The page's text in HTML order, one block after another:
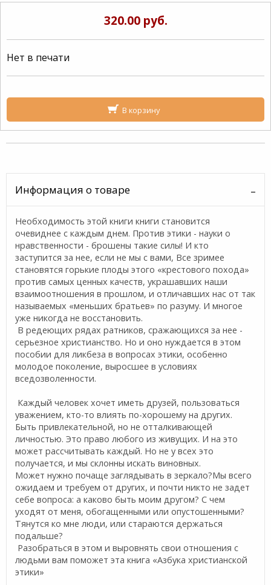
320.00 руб.
Нет в печати
В корзину
Информация о товаре
Необходимость этой книги книги становится
очевиднее с каждым днем. Против этики - науки о
нравственности - брошены такие силы! И кто
заступится за нее, если не мы с вами, Все зримее
становятся горькие плоды этого «крестового похода»
против самых ценных качеств, украшавших наши
взаимоотношения в прошлом, и отличавших нас от так
называемых «меньших братьев» по разуму. И многое
уже никогда не восстановить.
В редеющих рядах ратников, сражающихся за нее -
серьезное христианство. Но и оно нуждается в этом
пособии для ликбеза в вопросах этики, особенно
молодое поколение, выросшее в условиях
вседозволенности.
Каждый человек хочет иметь друзей, пользоваться
уважением, кто-то влиять по-хорошему на других.
Быть привлекательной, но не отталкивающей
личностью. Это право любого из живущих. И на это
может рассчитывать каждый. Но не у всех это
получается, и мы склонны искать виновных.
Может нужно почаще заглядывать в зеркало?Мы всего
ожидаем и требуем от других, и почти никто не задет
себе вопроса: а каково быть моим другом? С чем
уходят от меня, обогащенными или опустошенными?
Тянутся ко мне люди, или стараются держаться
подальше?
Разобраться в этом и выровнять свои отношения с
людьми вам поможет эта книга «Азбука христианской
этики»